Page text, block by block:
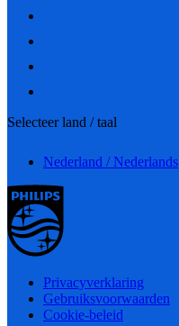
Selecteer land / taal
Nederland / Nederlands
Privacyverklaring
Gebruiksvoorwaarden
Cookie-beleid